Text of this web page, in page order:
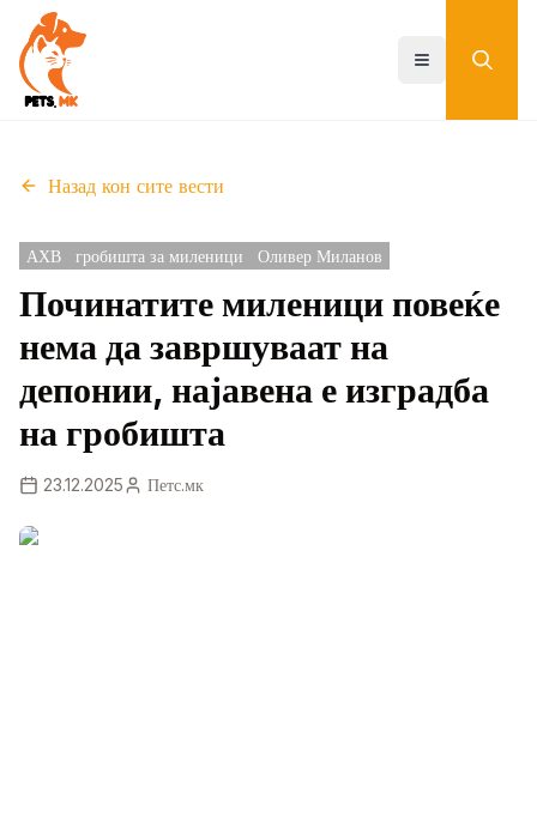
main
content
Toggle menu
Назад кон сите вести
АХВ гробишта за миленици Оливер Миланов
Починатите миленици повеќе
нема да завршуваат на
депонии, најавена е изградба
на гробишта
23.12.2025 Петс.мк